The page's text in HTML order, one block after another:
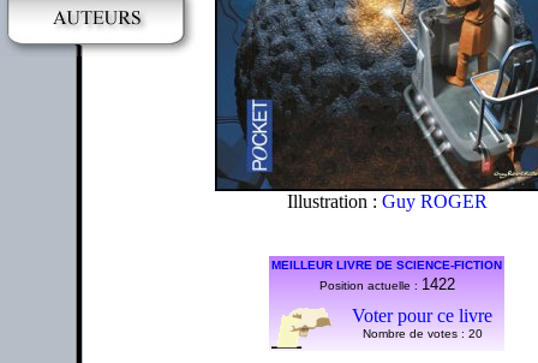
Illustration : Guy ROGER
MEILLEUR LIVRE DE SCIENCE-FICTION
Position actuelle : 1422
Voter pour ce livre
Nombre de votes : 20